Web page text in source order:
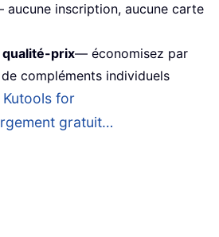
aucune inscription, aucune carte
prix— économisez par
compléments individuels
Kutools for
gratuit…